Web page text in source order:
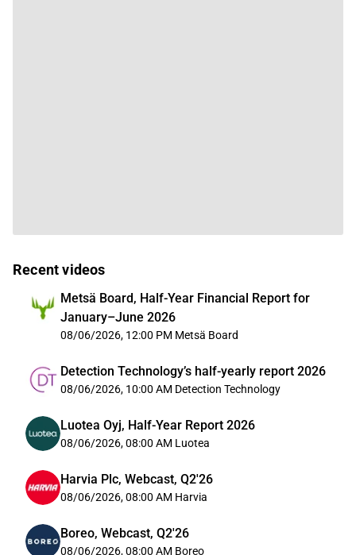
Recent videos
Metsä Board, Half-Year Financial Report for
January–June 2026
08/06/2026, 12:00 PM Metsä Board
Detection Technology’s half-yearly report 2026
08/06/2026, 10:00 AM Detection Technology
Luotea Oyj, Half-Year Report 2026
08/06/2026, 08:00 AM Luotea
Harvia Plc, Webcast, Q2'26
08/06/2026, 08:00 AM Harvia
Boreo, Webcast, Q2'26
08/06/2026, 08:00 AM Boreo